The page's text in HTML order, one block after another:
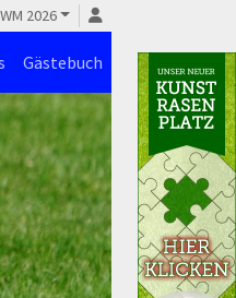
WM 2026
Gästebuch